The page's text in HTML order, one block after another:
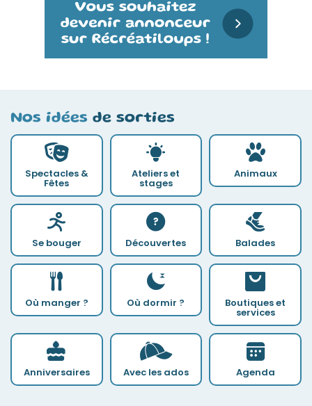
Nos idées de sorties
Spectacles &
Fêtes
Ateliers et
stages
Animaux
Se bouger Découvertes Balades
Où manger ? Où dormir ? Boutiques et
services
Anniversaires Avec les ados Agenda